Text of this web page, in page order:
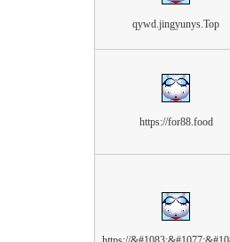
qywd.jingyunys.Top
https://for88.food